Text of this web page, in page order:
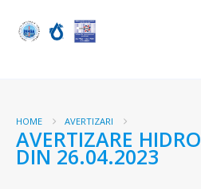
HOME AVERTIZARI
AVERTIZARE
DIN 26.04.2023